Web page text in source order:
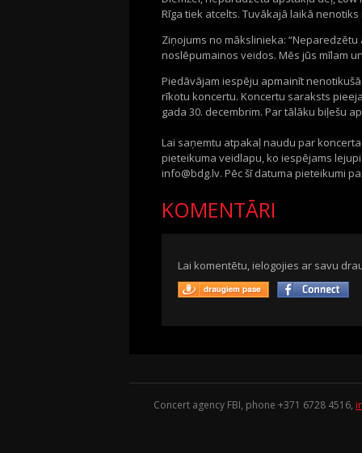
Rīga tiek atcelts. Tuvākajā laikā
Ziņojums no mākslinieka:
noslēpumainos veidos. Mēs jūs mīlam
Piedāvājam iespēju apmainīt
rīkotu koncertu. Koncertu saraksts
gada 30. decembrim. Par tālāku biļešu
Lai saņemtu atpakaļ naudu par
pieteikuma veidlapu, ko iespējams
info@bdg.lv. Pēc šī datuma pieteikumi
KOMENTĀRI
Lai komentētu, ielogojies ar savu
Concert agency FBI, phone +371 6728 4516,